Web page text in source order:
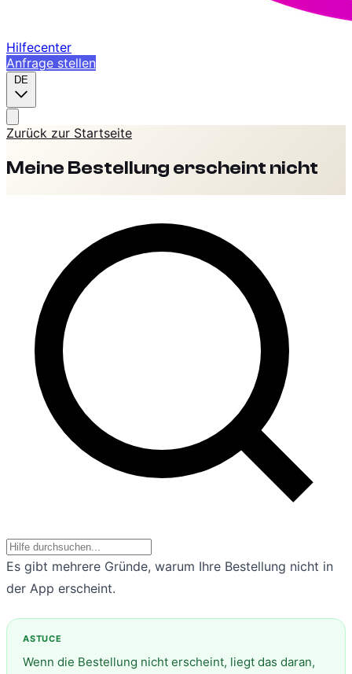
Hilfecenter
Anfrage stellen
DE
Zurück zur Startseite
Meine Bestellung erscheint nicht
Es gibt mehrere Gründe, warum Ihre Bestellung nicht in
der App erscheint.
Wenn die Bestellung nicht erscheint, liegt das daran,